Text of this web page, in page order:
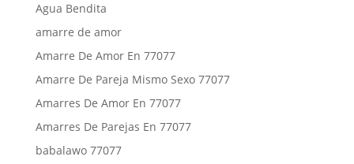
Agua Bendita
amarre de amor
Amarre De Amor En 77077
Amarre De Pareja Mismo Sexo 77077
Amarres De Amor En 77077
Amarres De Parejas En 77077
babalawo 77077